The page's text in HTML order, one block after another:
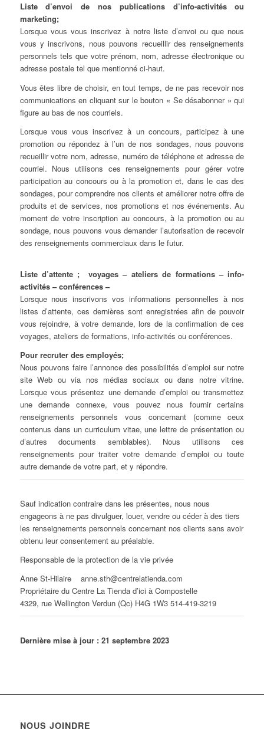
Liste d’envoi de nos publications d’info-activités ou
marketing;
Lorsque vous vous inscrivez à notre liste d’envoi ou que nous
vous y inscrivons, nous pouvons recueillir des renseignements
personnels tels que votre prénom, nom, adresse électronique ou
adresse postale tel que mentionné ci-haut.
Vous êtes libre de choisir, en tout temps, de ne pas recevoir nos
communications en cliquant sur le bouton « Se désabonner » qui
figure au bas de nos courriels.
Lorsque vous vous inscrivez à un concours, participez à une
promotion ou répondez à l’un de nos sondages, nous pouvons
recueillir votre nom, adresse, numéro de téléphone et adresse de
courriel. Nous utilisons ces renseignements pour gérer votre
participation au concours ou à la promotion et, dans le cas des
sondages, pour comprendre nos clients et améliorer notre offre de
produits et de services, nos promotions et nos événements. Au
moment de votre inscription au concours, à la promotion ou au
sondage, nous pouvons vous demander l’autorisation de recevoir
des renseignements commerciaux dans le futur.
Liste d’attente ; voyages – ateliers de formations – info-
activités – conférences –
Lorsque nous inscrivons vos informations personnelles à nos
listes d’attente, ces dernières sont enregistrées afin de pouvoir
vous rejoindre, à votre demande, lors de la confirmation de ces
voyages, ateliers de formations, info-activités ou conférences.
Pour recruter des employés;
Nous pouvons faire l’annonce des possibilités d’emploi sur notre
site Web ou via nos médias sociaux ou dans notre vitrine.
Lorsque vous présentez une demande d’emploi ou transmettez
une demande connexe, vous pouvez nous fournir certains
renseignements personnels vous concernant (comme ceux
contenus dans un curriculum vitae, une lettre de présentation ou
d’autres documents semblables). Nous utilisons ces
renseignements pour traiter votre demande d’emploi ou toute
autre demande de votre part, et y répondre.
Sauf indication contraire dans les présentes, nous nous
engageons à ne pas divulguer, louer, vendre ou céder à des tiers
les renseignements personnels concernant nos clients sans avoir
obtenu leur consentement au préalable.
Responsable de la protection de la vie privée
Anne St-Hilaire anne.sth@centrelatienda.com
Propriétaire du Centre La Tienda d’ici à Compostelle
4329, rue Wellington Verdun (Qc) H4G 1W3 514-419-3219
Dernière mise à jour : 21 septembre 2023
NOUS JOINDRE